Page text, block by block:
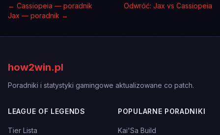
← Cassiopeia — poradnik
Odwróć: Jax vs Cassiopeia
Jax — poradnik →
how2win.pl
Poradniki i statystyki gamingowe aktualizowane co patch.
LEAGUE OF LEGENDS
Tier Lista
POPULARNE PORADNIKI
Kai'Sa Build